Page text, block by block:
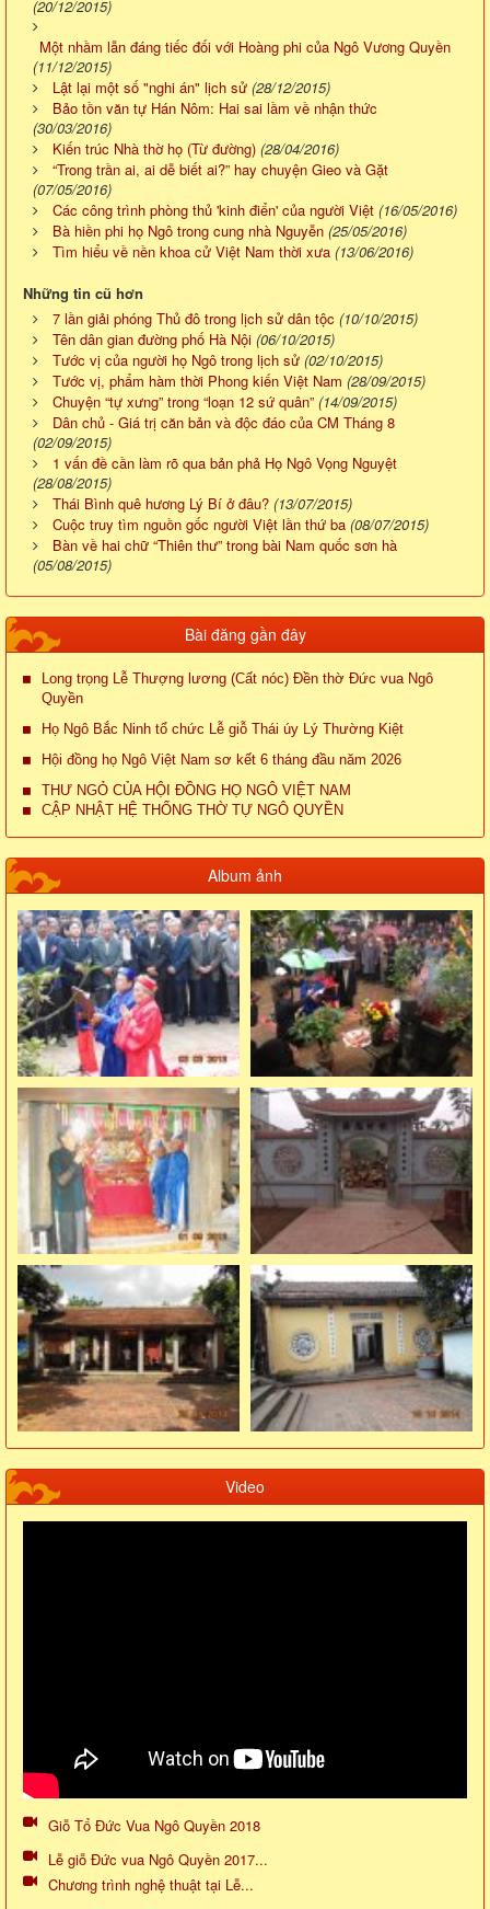
(20/12/2015)
Một nhầm lẫn đáng tiếc đối với Hoàng phi của Ngô Vương Quyền
(11/12/2015)
Lật lại một số "nghi án" lịch sử (28/12/2015)
Bảo tồn văn tự Hán Nôm: Hai sai lầm về nhận thức
(30/03/2016)
Kiến trúc Nhà thờ họ (Từ đường) (28/04/2016)
“Trong trần ai, ai dễ biết ai?” hay chuyện Gieo và Gặt
(07/05/2016)
Các công trình phòng thủ 'kinh điển' của người Việt (16/05/2016)
Bà hiền phi họ Ngô trong cung nhà Nguyễn (25/05/2016)
Tìm hiểu về nền khoa cử Việt Nam thời xưa (13/06/2016)
Những tin cũ hơn
7 lần giải phóng Thủ đô trong lịch sử dân tộc (10/10/2015)
Tên dân gian đường phố Hà Nội (06/10/2015)
Tước vị của người họ Ngô trong lịch sử (02/10/2015)
Tước vị, phẩm hàm thời Phong kiến Việt Nam (28/09/2015)
Chuyện “tự xưng” trong “loạn 12 sứ quân” (14/09/2015)
Dân chủ - Giá trị căn bản và độc đáo của CM Tháng 8
(02/09/2015)
1 vấn đề cần làm rõ qua bản phả Họ Ngô Vọng Nguyệt
(28/08/2015)
Thái Bình quê hương Lý Bí ở đâu? (13/07/2015)
Cuộc truy tìm nguồn gốc người Việt lần thứ ba (08/07/2015)
Bàn về hai chữ “Thiên thư” trong bài Nam quốc sơn hà
(05/08/2015)
Bài đăng gần đây
Long trọng Lễ Thượng lương (Cất nóc) Đền thờ Đức vua Ngô
Quyền
Họ Ngô Bắc Ninh tổ chức Lễ giỗ Thái úy Lý Thường Kiệt
Hội đồng họ Ngô Việt Nam sơ kết 6 tháng đầu năm 2026
THƯ NGỎ CỦA HỘI ĐỒNG HỌ NGÔ VIỆT NAM
CẬP NHẬT HỆ THỐNG THỜ TỰ NGÔ QUYỀN
Album ảnh
Video
Giỗ Tổ Đức Vua Ngô Quyền 2018
Lễ giỗ Đức vua Ngô Quyền 2017...
Chương trình nghệ thuật tại Lễ...